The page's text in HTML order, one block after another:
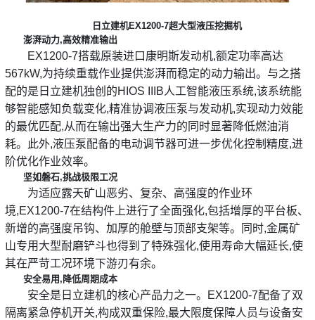
日立建机EX1200-7超大型液压挖掘机
澎湃动力,高效精准输出
EX1200-7搭载原装进口康明斯发动机,额定功率高达
567kW,为持续重载作业提供澎湃而稳定的动力输出。与之搭
配的是日立建机独创的HIOS IIIB人工智能液压系统,该系统能
够智能感知负载变化,精准协调液压泵与发动机,实现动力效能
的最优匹配,从而在输出强大生产力的同时显著降低燃油消
耗。此外,液压泵配备的电动调节器可进一步优化控制精度,进
阶优化作业效率。
坚如磐石,挑战极限工况
为适应露天矿山恶劣、复杂、高强度的作业环
境,EX1200-7在结构件上进行了全面强化,包括增厚的平台板、
新增的高强度吊钩、加厚的舱壁与顶部支架等。同时,金属矿
山专用大型耐磨铲斗也得到了特殊强化,使用寿命大幅延长,使
其在严苛工况环境下游刃有余。
安全易用,降低周期成本
安全是日立建机的核心产品力之一。EX1200-7配备了双
隔离紧急停机开关,构成双重保险,最大限度保障人员与设备安